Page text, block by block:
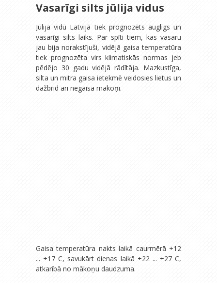
Vasarīgi silts jūlija vidus
Jūlija vidū Latvijā tiek prognozēts auglīgs un
vasarīgi silts laiks. Par spīti tiem, kas vasaru
jau bija norakstījuši, vidējā gaisa temperatūra
tiek prognozēta virs klimatiskās normas jeb
pēdējo 30 gadu vidējā rādītāja. Mazkustīga,
silta un mitra gaisa ietekmē veidosies lietus un
dažbrīd arī negaisa mākoņi.
Gaisa temperatūra nakts laikā caurmērā +12
... +17 C, savukārt dienas laikā +22 ... +27 C,
atkarībā no mākoņu daudzuma.